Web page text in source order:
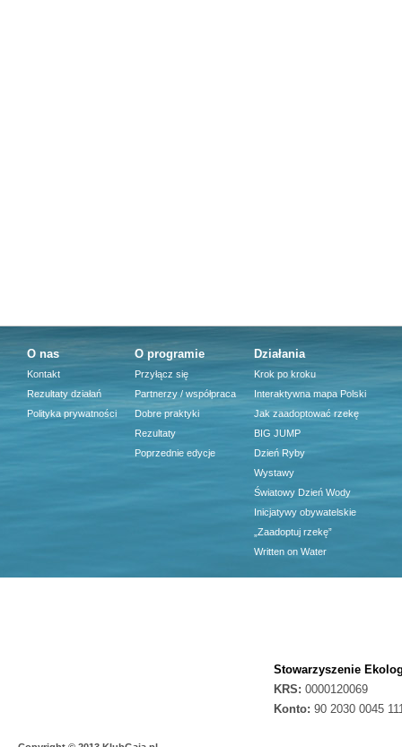
O nas
Kontakt
Rezultaty działań
Polityka prywatności
O programie
Przyłącz się
Partnerzy / współpraca
Dobre praktyki
Rezultaty
Poprzednie edycje
Działania
Krok po kroku
Interaktywna mapa Polski
Jak zaadoptować rzekę
BIG JUMP
Dzień Ryby
Wystawy
Światowy Dzień Wody
Inicjatywy obywatelskie
„Zaadoptuj rzekę”
Written on Water
Stowarzyszenie
KRS: 0000120069
Konto: 90 2030 0045